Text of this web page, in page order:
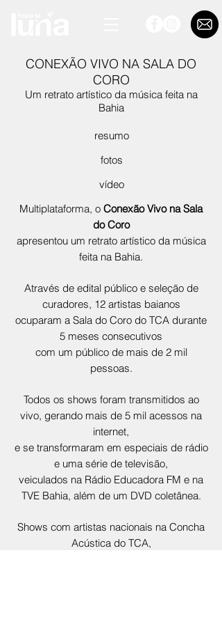
Multiplataforma, o Conexão Vivo na Sala
do Coro
apresentou um retrato artístico da música
feita na Bahia.
Através de edital público e seleção de
curadores, 12 artistas baianos
ocuparam a Sala do Coro do TCA durante
5 meses consecutivos
com um público de mais de 2 mil
pessoas.
Todos os shows foram transmitidos ao
vivo, gerando mais de 5 mil acessos na
internet,
e se transformaram em especiais de rádio
e uma série de televisão,
veiculados na Rádio Educadora FM e na
TVE Bahia, além de um DVD coletânea.
Shows com artistas nacionais na Concha
Acústica do TCA,
CONEXÃO VIVO NA SALA DO
CORO
Um retrato artístico da música feita na
Bahia
resumo
fotos
vídeo